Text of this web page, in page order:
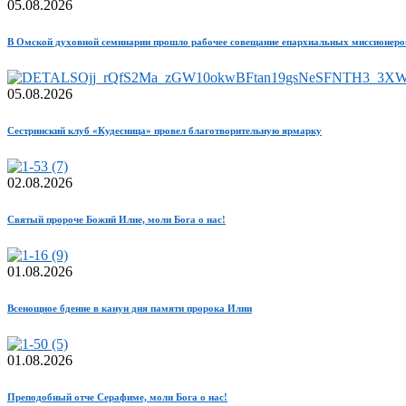
05.08.2026
В Омской духовной семинарии прошло рабочее совещание епархиальных
05.08.2026
Сестринский клуб «Кудесница» провел благотворительную ярмарку
02.08.2026
Святый пророче Божий Илие, моли Бога о нас!
01.08.2026
Всенощное бдение в канун дня памяти пророка Илии
01.08.2026
Преподобный отче Серафиме, моли Бога о нас!